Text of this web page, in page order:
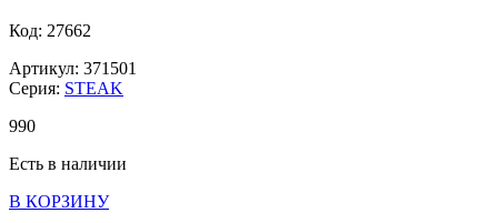
Код: 27662
Артикул: 371501
Серия: STEAK
990
Есть в наличии
В КОРЗИНУ